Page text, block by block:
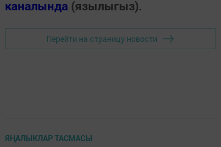
каналында (язылыгыз).
Перейти на страницу новости
ЯҢАЛЫКЛАР ТАСМАСЫ